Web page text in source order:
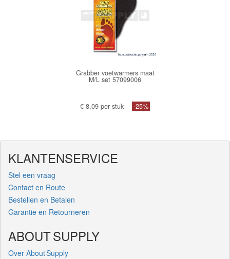
Grabber voetwarmers maat
M/L set 57099006
€ 8,09 per stuk -25%
KLANTENSERVICE
Stel een vraag
Contact en Route
Bestellen en Betalen
Garantie en Retourneren
ABOUT SUPPLY
Over About Supply